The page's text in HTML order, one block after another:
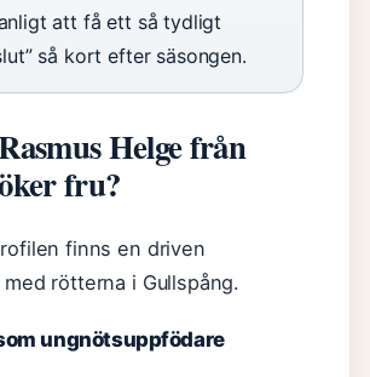
att få ett så tydligt
så kort efter säsongen.
Helge från
fru?
finns en driven
rötterna i Gullspång.
ungnötsuppfödare